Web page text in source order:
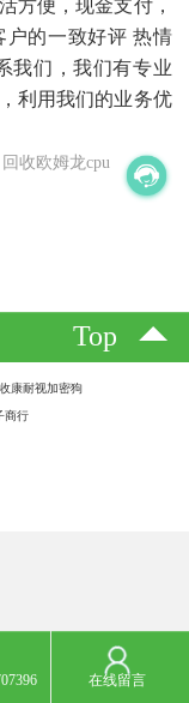
方便，现金支付，
户的一致好评 热情
我们，我们有专业
利用我们的业务优
回收欧姆龙cpu
Top
康耐视加密狗
商行
在线留言